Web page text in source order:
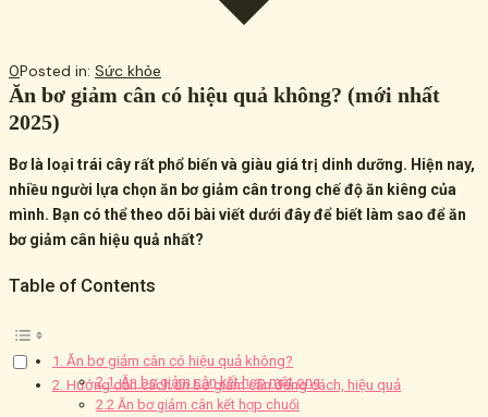
0Posted in: Sức khỏe
Ăn bơ giảm cân có hiệu quả không? (mới nhất
2025)
Bơ là loại trái cây rất phổ biến và giàu giá trị dinh dưỡng. Hiện nay,
nhiều người lựa chọn ăn bơ giảm cân trong chế độ ăn kiêng của
mình. Bạn có thể theo dõi bài viết dưới đây để biết làm sao để ăn
bơ giảm cân hiệu quả nhất?
Table of Contents
1. Ăn bơ giảm cân có hiệu quả không?
2. Hướng dẫn cách ăn bơ giảm cân đúng cách, hiệu quả
2.1. Ăn bơ giảm cân kết hợp mật ong
2.2 Ăn bơ giảm cân kết hợp chuối